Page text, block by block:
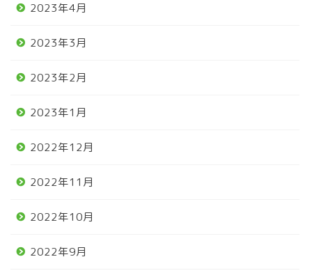
2023年4月
2023年3月
2023年2月
2023年1月
2022年12月
2022年11月
2022年10月
2022年9月